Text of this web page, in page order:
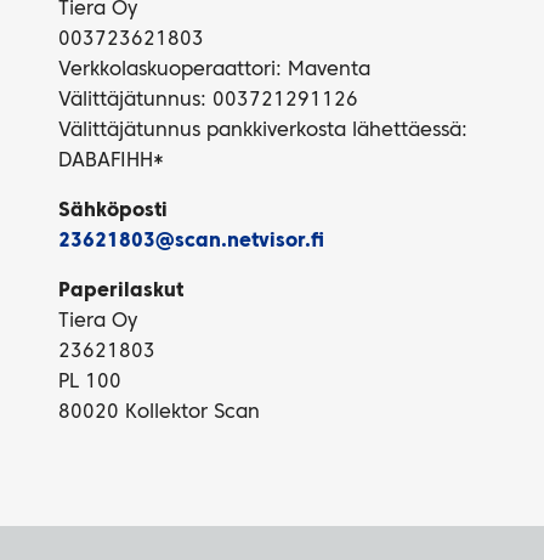
Tiera Oy
003723621803
Verkkolaskuoperaattori: Maventa
Välittäjätunnus: 003721291126
Välittäjätunnus pankkiverkosta lähettäessä:
DABAFIHH*
Sähköposti
23621803@scan.netvisor.fi
Paperilaskut
Tiera Oy
23621803
PL 100
80020 Kollektor Scan